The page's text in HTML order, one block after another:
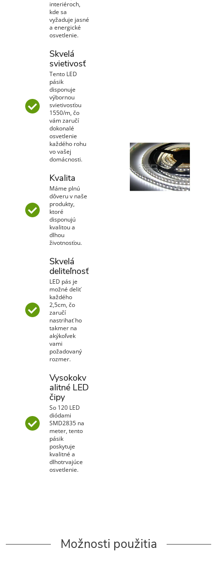
interiéroch,
kde sa
vyžaduje jasné
a energické
osvetlenie.
Skvelá
svietivosť
Tento LED
pásik
disponuje
výbornou
svietivosťou
1550/m, čo
vám zaručí
dokonalé
osvetlenie
každého rohu
vo vašej
domácnosti.
Kvalita
Máme plnú
dôveru v naše
produkty,
ktoré
disponujú
kvalitou a
dlhou
životnosťou.
Skvelá
deliteľnosť
LED pás je
možné deliť
každého
2,5cm, čo
zaručí
nastrihať ho
takmer na
akýkoľvek
vami
požadovaný
rozmer.
Vysokokv
alitné LED
čipy
So 120 LED
diódami
SMD2835 na
meter, tento
pásik
poskytuje
kvalitné a
dlhotrvajúce
osvetlenie.
Možnosti použitia